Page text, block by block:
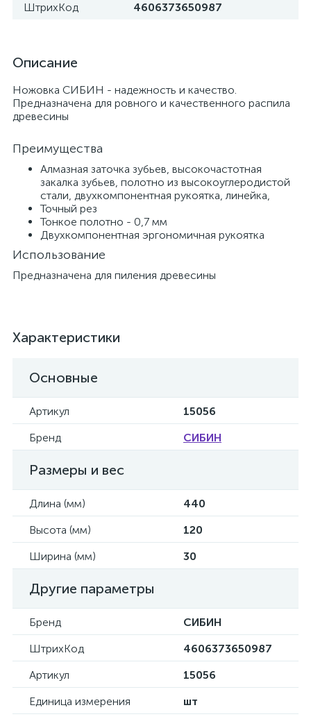
ШтрихКод
4606373650987
Описание
Ножовка СИБИН - надежность и качество.
Предназначена для ровного и качественного распила
древесины
Преимущества
Алмазная заточка зубьев, высокочастотная
закалка зубьев, полотно из высокоуглеродистой
стали, двухкомпонентная рукоятка, линейка,
Точный рез
Тонкое полотно - 0,7 мм
Двухкомпонентная эргономичная рукоятка
Использование
Предназначена для пиления древесины
Характеристики
Основные
Артикул
15056
Бренд
СИБИН
Размеры и вес
Длина (мм)
440
Высота (мм)
120
Ширина (мм)
30
Другие параметры
Бренд
СИБИН
ШтрихКод
4606373650987
Артикул
15056
Единица измерения
шт